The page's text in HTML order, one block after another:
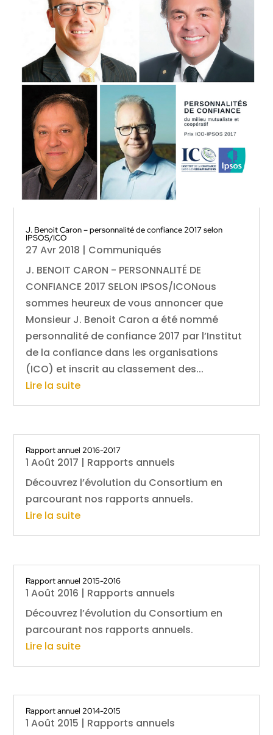
J. Benoit Caron – personnalité de confiance 2017 selon
IPSOS/ICO
27 Avr 2018 | Communiqués
J. BENOIT CARON - PERSONNALITÉ DE
CONFIANCE 2017 SELON IPSOS/ICONous
sommes heureux de vous annoncer que
Monsieur J. Benoit Caron a été nommé
personnalité de confiance 2017 par l’Institut
de la confiance dans les organisations
(ICO) et inscrit au classement des...
Lire la suite
Rapport annuel 2016-2017
1 Août 2017 | Rapports annuels
Découvrez l’évolution du Consortium en
parcourant nos rapports annuels.
Lire la suite
Rapport annuel 2015-2016
1 Août 2016 | Rapports annuels
Découvrez l’évolution du Consortium en
parcourant nos rapports annuels.
Lire la suite
Rapport annuel 2014-2015
1 Août 2015 | Rapports annuels